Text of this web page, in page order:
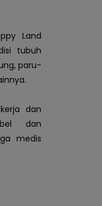
Land
tubuh
paru-
dan
dan
medis